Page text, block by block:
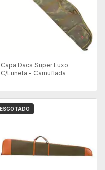
Capa Dacs Super Luxo
C/Luneta - Camuflada
ESGOTADO